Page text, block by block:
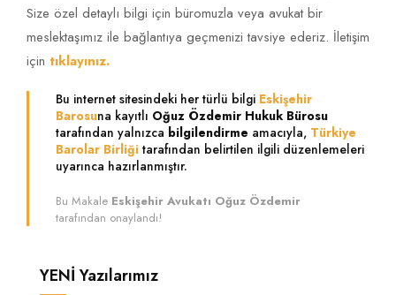
Size özel detaylı bilgi için büromuzla veya avukat bir
meslektaşımız ile bağlantıya geçmenizi tavsiye ederiz. İletişim
için tıklayınız.
Bu internet sitesindeki her türlü bilgi Eskişehir
Barosuna kayıtlı Oğuz Özdemir Hukuk Bürosu
tarafından yalnızca bilgilendirme amacıyla, Türkiye
Barolar Birliği tarafından belirtilen ilgili düzenlemeleri
uyarınca hazırlanmıştır.
Bu Makale Eskişehir Avukatı Oğuz Özdemir
tarafından onaylandı!
YENİYazılarımız